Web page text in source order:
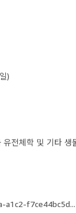
)
전체학 및 기타 생
f7ce44bc5d...